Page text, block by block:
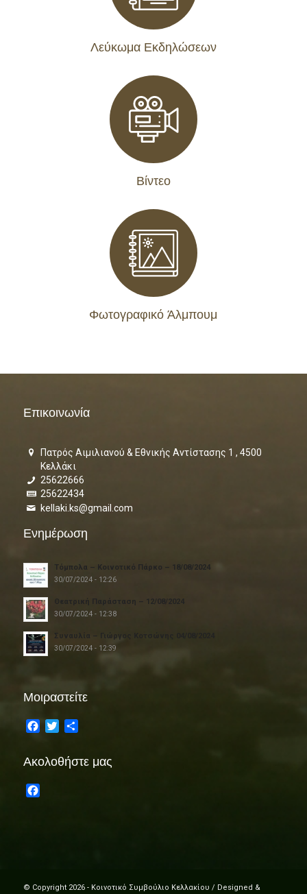
Λεύκωμα Εκδηλώσεων
Βίντεο
Φωτογραφικό Άλμπουμ
Επικοινωνία
Πατρός Αιμιλιανού & Εθνικής Αντίστασης 1 , 4500
Κελλάκι
25622666
25622434
kellaki.ks@gmail.com
Ενημέρωση
Τόμπολα – Κοινοτικό Πάρκο – 18/08/2024
30/07/2024 - 12:26
Θεατρική Παράσταση – 12/08/2024
30/07/2024 - 12:38
Συναυλία – Γιώργος Κοτσώνης 04/08/2024
30/07/2024 - 12:39
Μοιραστείτε
Facebook
Twitter
Ακολοθήστε μας
© Copyright 2026 - Κοινοτικό Συμβούλιο Κελλακίου / Designed &